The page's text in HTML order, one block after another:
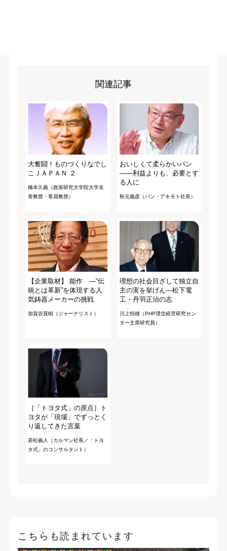
関連記事
大奮闘！ものづくりなでし
こＪＡＰＡＮ ２
橋本久義（政策研究大学院大学名
誉教授・客員教授）
おいしくて柔らかいパン
――利益よりも、必要とす
る人に
秋元義彦（パン・アキモト社長）
【企業取材】 能作 ―“伝
統とは革新”を体現する人
気鋳器メーカーの挑戦
加賀谷貢樹（ジャーナリスト）
理想の社会目ざして独立自
主の実を挙げん―松下電
工・丹羽正治の志
川上恒雄（PHP理念経営研究セン
ター主席研究員）
［「トヨタ式」の原点］ト
ヨタが「現場」でずっとく
り返してきた言葉
若松義人（カルマン社長／「トヨ
タ式」のコンサルタント）
こちらも読まれています